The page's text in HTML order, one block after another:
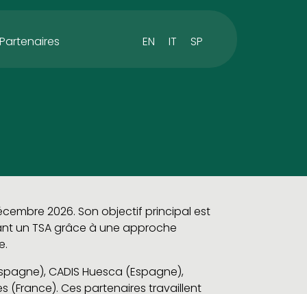
Partenaires EN IT SP
2026. Son objectif principal est
un TSA grâce à une approche
CADIS Huesca (Espagne),
(France). Ces partenaires travaillent